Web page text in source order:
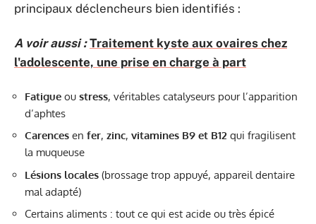
principaux déclencheurs bien identifiés :
A voir aussi : Traitement kyste aux ovaires chez
l'adolescente, une prise en charge à part
Fatigue ou stress, véritables catalyseurs pour l’apparition
d’aphtes
Carences en fer, zinc, vitamines B9 et B12 qui fragilisent
la muqueuse
Lésions locales (brossage trop appuyé, appareil dentaire
mal adapté)
Certains aliments : tout ce qui est acide ou très épicé